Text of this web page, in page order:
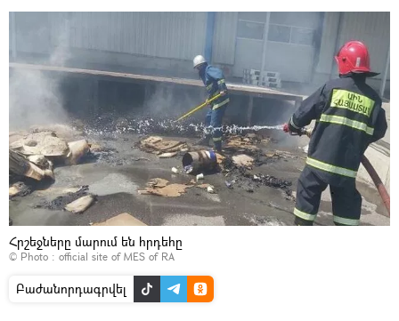
Հրշեջները մարում են հրդեհը
© Photo : official site of MES of RA
Բաժանորդագրվել